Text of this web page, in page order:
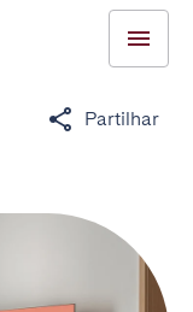
Partilhar